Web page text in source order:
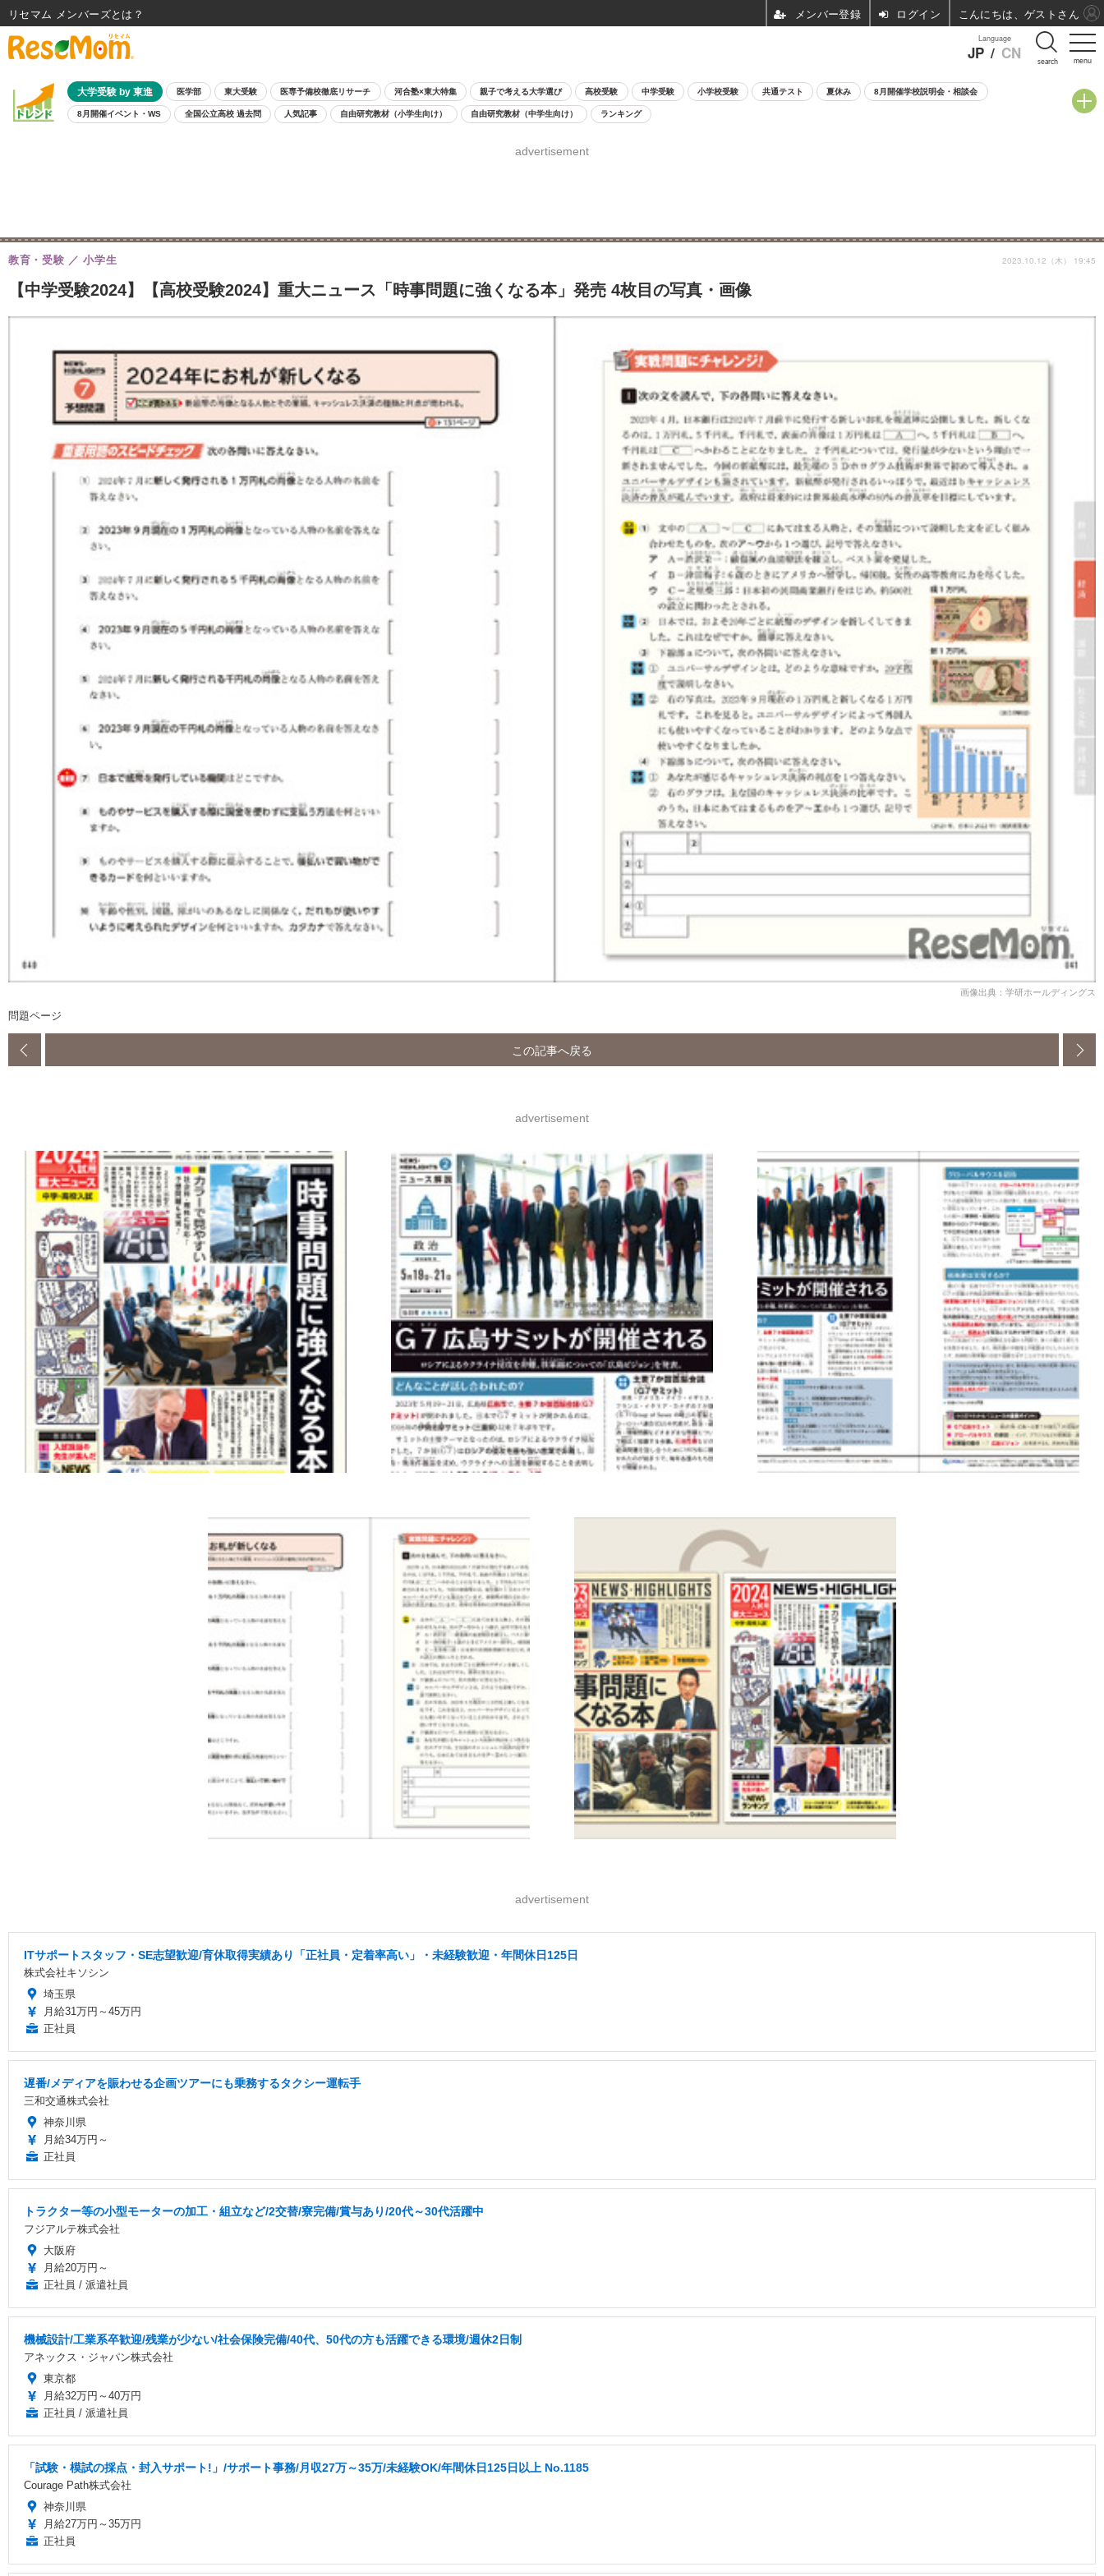
menu
Language
JP / CN search
大学受験 by 東進 医学部 東大受験 医専予備校徹底リサーチ 河合塾×東大特集 親子で考える大学選び 高校受験 中学受験 小学校受験 共通テスト 夏休み 8月開催学校説明会・相談会
8月開催イベント・WS 全国公立高校 過去問 人気記事 自由研究教材（小学生向け） 自由研究教材（中学生向け） ランキング
advertisement
【中学受験2024】【高校受験2024】重大ニュース「時事問題に強くなる本」発売 4枚目の写真・画像
教育・受験 小学生 2023.10.12（木） 19:45
画像出典：学研ホールディングス
問題ページ
この記事へ戻る
advertisement
advertisement
ITサポートスタッフ・SE志望歓迎/育休取得実績あり「正社員・定着率高い」・未経験歓迎・年間休日125日
株式会社キソシン
埼玉県
月給31万円～45万円
正社員
遅番/メディアを賑わせる企画ツアーにも乗務するタクシー運転手
三和交通株式会社
神奈川県
月給34万円～
正社員
トラクター等の小型モーターの加工・組立など/2交替/寮完備/賞与あり/20代～30代活躍中
フジアルテ株式会社
大阪府
月給20万円～
正社員 / 派遣社員
機械設計/工業系卒歓迎/残業が少ない/社会保険完備/40代、50代の方も活躍できる環境/週休2日制
アネックス・ジャパン株式会社
東京都
月給32万円～40万円
正社員 / 派遣社員
「試験・模試の採点・封入サポート!」/サポート事務/月収27万～35万/未経験OK/年間休日125日以上 No.1185
Courage Path株式会社
神奈川県
月給27万円～35万円
正社員
リセマム メンバーズ ログイン こんにちは、ゲストさん